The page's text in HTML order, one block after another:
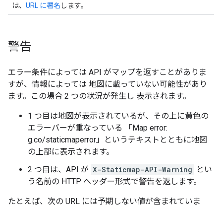
は、 URL に署名 します。
警告
エラー条件によっては API がマップを返すことがありま
すが、情報によっては 地図に載っていない可能性があり
ます。この場合 2 つの状況が発生し 表示されます。
1 つ目は地図が表示されているが、その上に黄色の
エラーバーが重なっている 「Map error:
g.co/staticmaperror」というテキストとともに地図
の上部に表示されます。
2 つ目は、API が X-Staticmap-API-Warning
とい
う名前の HTTP ヘッダー形式で警告を返します。
たとえば、次の URL には予期しない値が含まれていま